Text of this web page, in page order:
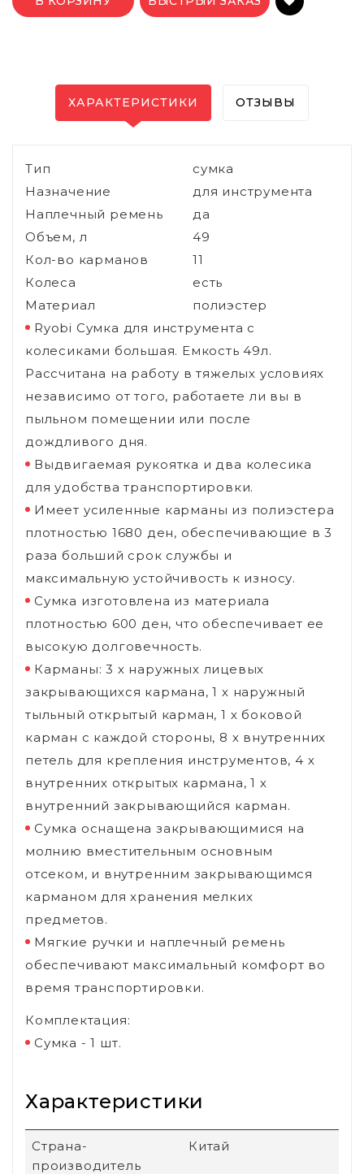
ХАРАКТЕРИСТИКИ ОТЗЫВЫ
Тип
сумка
Назначение
для инструмента
Наплечный ремень
да
Объем, л
49
Кол-во карманов
11
Колеса
есть
Материал
полиэстер
Ryobi Сумка для инструмента с
колесиками большая. Емкость 49л.
Рассчитана на работу в тяжелых условиях
независимо от того, работаете ли вы в
пыльном помещении или после
дождливого дня.
Выдвигаемая рукоятка и два колесика
для удобства транспортировки.
Имеет усиленные карманы из полиэстера
плотностью 1680 ден, обеспечивающие в 3
раза больший срок службы и
максимальную устойчивость к износу.
Сумка изготовлена из материала
плотностью 600 ден, что обеспечивает ее
высокую долговечность.
Карманы: 3 х наружных лицевых
закрывающихся кармана, 1 х наружный
тыльный открытый карман, 1 х боковой
карман с каждой стороны, 8 х внутренних
петель для крепления инструментов, 4 х
внутренних открытых кармана, 1 х
внутренний закрывающийся карман.
Сумка оснащена закрывающимися на
молнию вместительным основным
отсеком, и внутренним закрывающимся
карманом для хранения мелких
предметов.
Мягкие ручки и наплечный ремень
обеспечивают максимальный комфорт во
время транспортировки.
Комплектация:
Сумка - 1 шт.
Характеристики
Страна-
производитель
Китай